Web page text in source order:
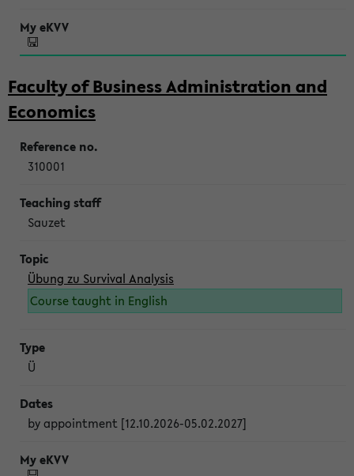
Faculty of Business Administration and
Economics
310001
Sauzet
Übung zu Survival Analysis
Course taught in English
Ü
by appointment [12.10.2026-05.02.2027]